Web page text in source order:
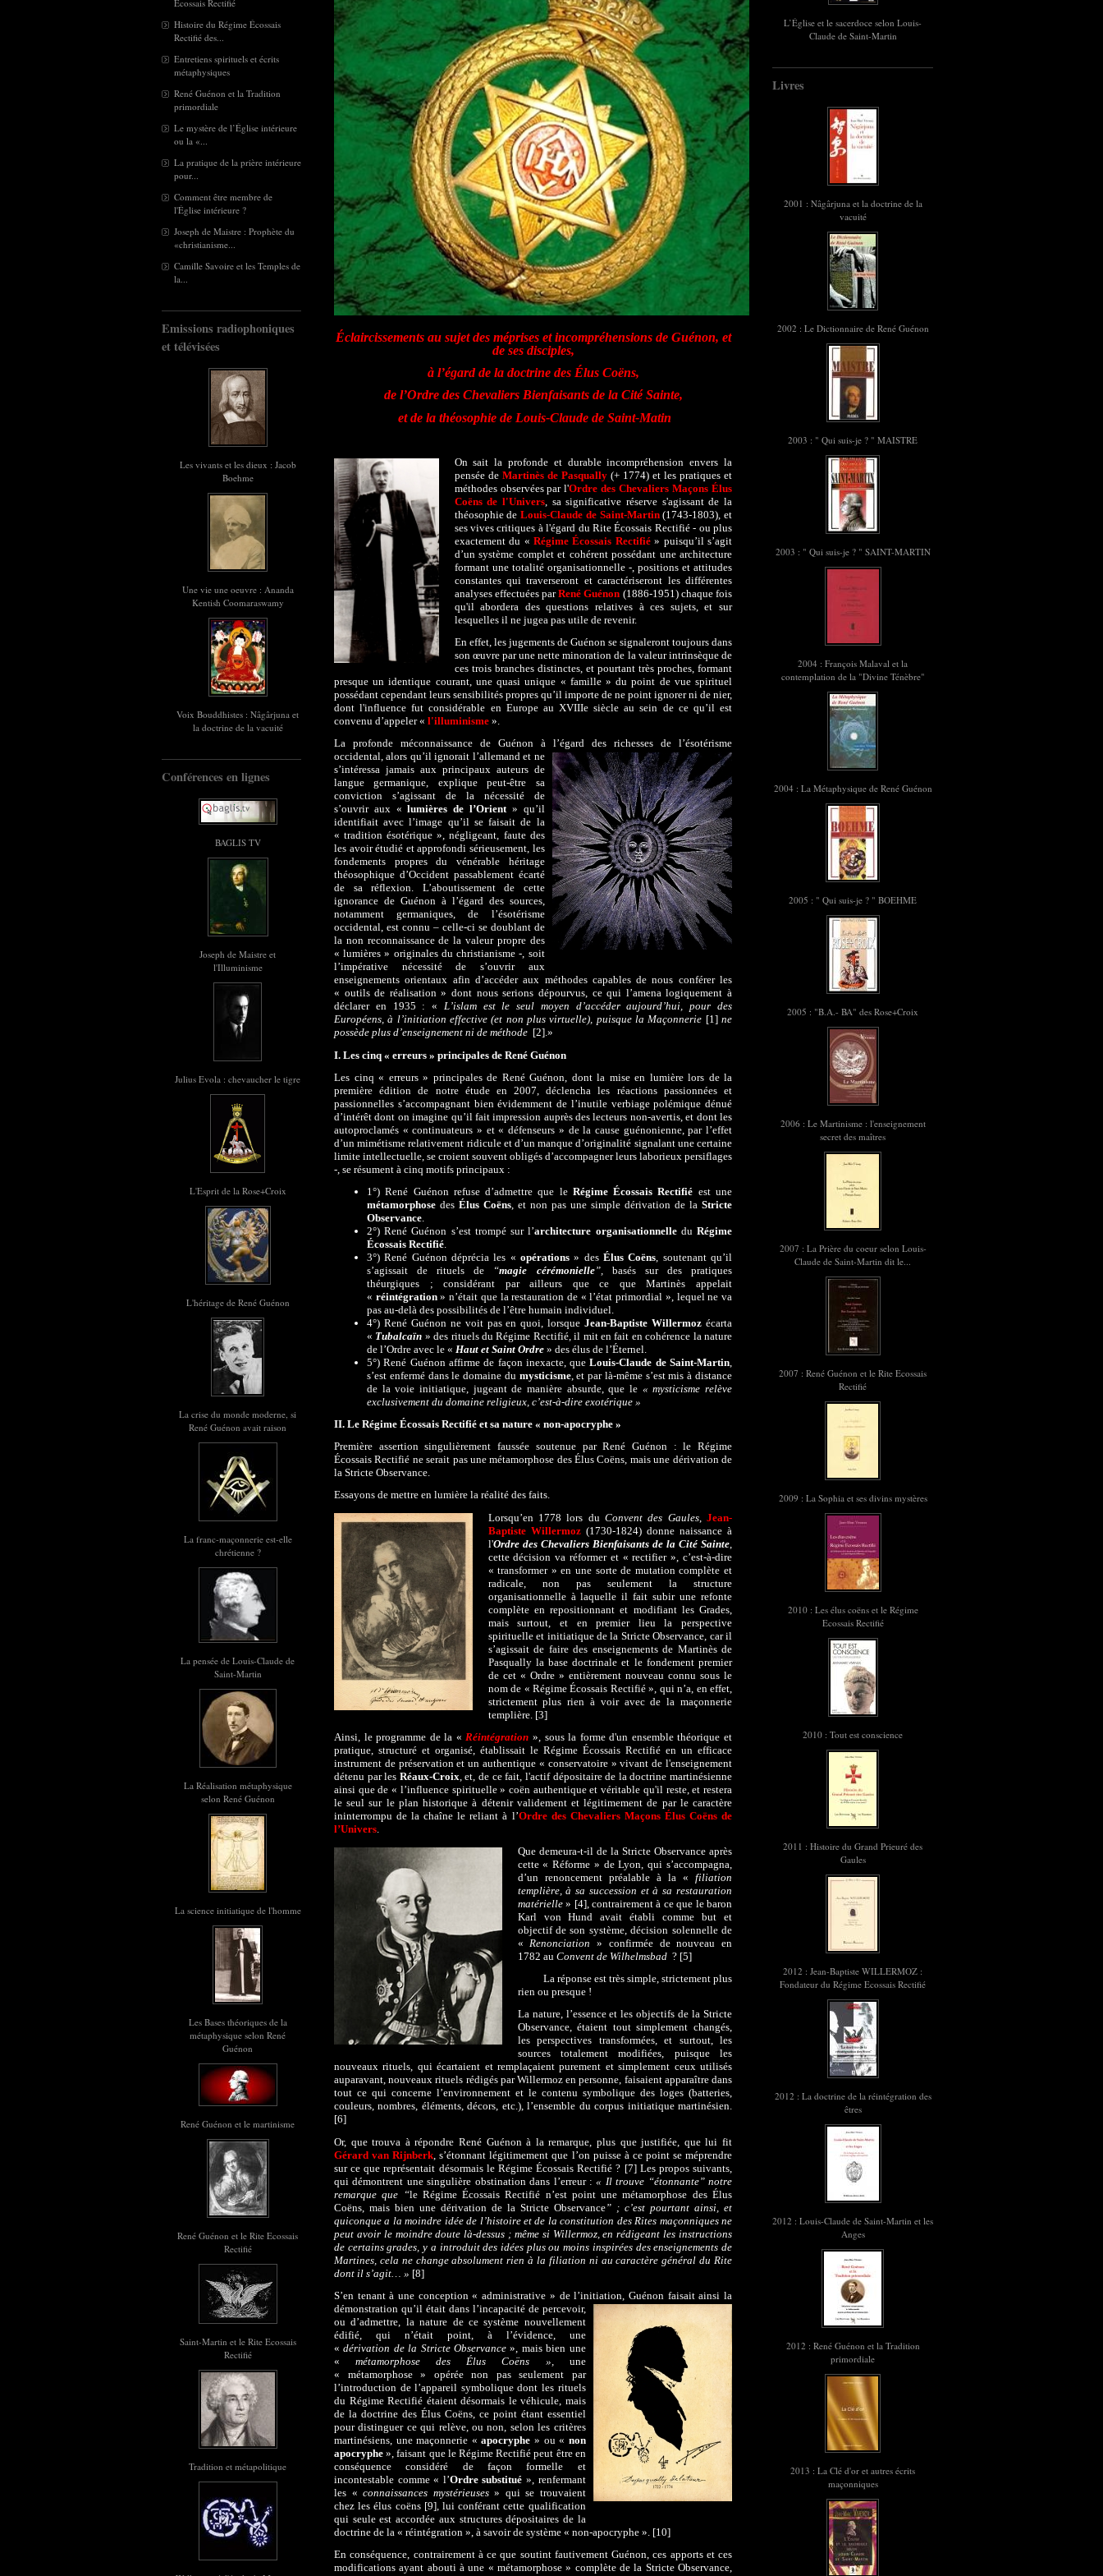
Écossais Rectifié
Histoire du Régime Écossais
Rectifié des...
Entretiens spirituels et écrits
métaphysiques
René Guénon et la Tradition
primordiale
Le mystère de l’Église intérieure
ou la «...
La pratique de la prière intérieure
pour...
Comment être membre de
l'Église intérieure ?
Joseph de Maistre : Prophète du
«christianisme...
Camille Savoire et les Temples de
la...
Emissions radiophoniques
et télévisées
Les vivants et les dieux : Jacob
Boehme
Une vie une oeuvre : Ananda
Kentish Coomaraswamy
Voix Bouddhistes : Nâgârjuna et
la doctrine de la vacuité
Conférences en lignes
BAGLIS TV
Joseph de Maistre et
l'Illuminisme
Julius Evola : chevaucher le tigre
L'Esprit de la Rose+Croix
L'héritage de René Guénon
La crise du monde moderne, si
René Guénon avait raison
La franc-maçonnerie est-elle
chrétienne ?
La pensée de Louis-Claude de
Saint-Martin
La Réalisation métaphysique
selon René Guénon
La science initiatique de l'homme
Les Bases théoriques de la
métaphysique selon René
Guénon
René Guénon et le martinisme
René Guénon et le Rite Ecossais
Rectifié
Saint-Martin et le Rite Ecossais
Rectifié
Tradition et métapolitique
L’Église et le sacerdoce selon Louis-
Claude de Saint-Martin
Livres
2001 : Nâgârjuna et la doctrine de la
vacuité
2002 : Le Dictionnaire de René Guénon
2003 : " Qui suis-je ? " MAISTRE
2003 : " Qui suis-je ? " SAINT-MARTIN
2004 : François Malaval et la
contemplation de la "Divine Ténèbre"
2004 : La Métaphysique de René Guénon
2005 : " Qui suis-je ? " BOEHME
2005 : "B.A.- BA" des Rose+Croix
2006 : Le Martinisme : l'enseignement
secret des maîtres
2007 : La Prière du coeur selon Louis-
Claude de Saint-Martin dit le...
2007 : René Guénon et le Rite Ecossais
Rectifié
2009 : La Sophia et ses divins mystères
2010 : Les élus coëns et le Régime
Ecossais Rectifié
2010 : Tout est conscience
2011 : Histoire du Grand Prieuré des
Gaules
2012 : Jean-Baptiste WILLERMOZ :
Fondateur du Régime Ecossais Rectifié
2012 : La doctrine de la réintégration des
êtres
2012 : Louis-Claude de Saint-Martin et les
Anges
2012 : René Guénon et la Tradition
primordiale
2013 : La Clé d'or et autres écrits
maçonniques
Éclaircissements au sujet des méprises et incompréhensions de Guénon, et
de ses disciples,
à l’égard de la doctrine des Élus Coëns,
de l’Ordre des Chevaliers Bienfaisants de la Cité Sainte,
et de la théosophie de Louis-Claude de Saint-Matin
On sait la profonde et durable incompréhension envers la
pensée de Martinès de Pasqually(+ 1774) et les pratiques et
méthodes observées par l'Ordre des Chevaliers Maçons Élus
Coëns de l'Univers , sa significative réserve s'agissant de la
théosophie deLouis-Claude de Saint-Martin(1743-1803), et
ses vives critiques à l'égard du Rite Écossais Rectifié - ou plus
exactement du « Régime Écossais Rectifié» puisqu’il s’agit
d’un système complet et cohérent possédant une architecture
formant une totalité organisationnelle -, positions et attitudes
constantes qui traverseront et caractériseront les différentes
analyses effectuées parRené Guénon (1886-1951) chaque fois
qu'il abordera des questions relatives à ces sujets, et sur
lesquelles il ne jugea pas utile de revenir.
En effet, les jugements de Guénon se signaleront toujours dans
son œuvre par une nette minoration de la valeur intrinsèque de
ces trois branches distinctes, et pourtant très proches, formant
presque un identique courant, une quasi unique « famille » du point de vue spirituel
possédant cependant leurs sensibilités propres qu’il importe de ne point ignorer ni de nier,
dont l'influence fut considérable en Europe au XVIIIe siècle au sein de ce qu’il est
convenu d’appeler « l'illuminisme ».
La profonde méconnaissance de Guénon à l’égard des richesses de l’ésotérisme
occidental, alors qu’ilignorait l’allemand et ne
s’intéressa jamais aux principaux auteurs de
langue germanique, explique peut-être sa
conviction s’agissant de la nécessité de
s’ouvrir aux «lumières de l’Orient » qu’il
identifiait avec l’image qu’il se faisait de la
« tradition ésotérique », négligeant, faute des
les avoir étudié et approfondi sérieusement, les
fondements propres du vénérable héritage
théosophique d’Occident passablement écarté
de sa réflexion. L’aboutissement de cette
ignorance de Guénon à l’égard des sources,
notamment germaniques, de l’ésotérisme
occidental, est connu – celle-ci se doublant de
la non reconnaissance de la valeur propre des
« lumières » originales du christianisme -, soit
l’impérative nécessité de s’ouvrir aux
enseignements orientaux afin d’accéder aux méthodes capables de nous conférer les
« outils de réalisation » dont nous serions dépourvus, ce qui l’amena logiquement à
déclarer en 1935 : « L’islam est le seul moyen d’accéder aujourd’hui, pour des
Européens, à l’initiation effective (et non plus virtuelle), puisque la Maçonnerie [1]ne
possède plus d’enseignement ni de méthode [2].»
I. Les cinq « erreurs » principales de René Guénon
Les cinq « erreurs » principales de René Guénon, dont la mise en lumière lors de la
première édition de notre étude en 2007, déclencha les réactions passionnées et
passionnelles s’accompagnant bien évidemment de l’inutile verbiage polémique dénué
d’intérêt dont on imagine qu’il fait impression auprès des lecteurs non-avertis, et dont les
autoproclamés « continuateurs » et « défenseurs » de la cause guénonienne, par l’effet
d’un mimétisme relativement ridicule et d’un manque d’originalité signalant une certaine
limite intellectuelle, se croient souvent obligés d’accompagner leurs laborieux persiflages
-, se résument à cinq motifs principaux :
1°)René Guénon refuse d’admettre que le Régime Écossais Rectifié est une
métamorphose desÉlus Coëns , et non pas une simple dérivation de laStricte
Observance
2°) René Guénon s’est trompé sur l’architecture organisationnelleduRégime
Écossais Rectifié
3°) René Guénon déprécia les «opérations » desÉlus Coëns , soutenant qu’il
s’agissait de rituels de “magie cérémonielle”, basés sur des pratiques
théurgiques ; considérant par ailleurs que ce que Martinès appelait
« réintégration» n’était que la restauration de « l’état primordial », lequel ne va
pas au-delà des possibilités de l’être humain individuel.
4°) René Guénon ne voit pas en quoi, lorsqueJean-Baptiste Willermoz écarta
« Tubalcaïn » des rituels du Régime Rectifié, il mit en fait en cohérence la nature
de l’Ordre avec le « Haut et Saint Ordre » des élus de l’Éternel
5°) René Guénon affirme de façon inexacte, queLouis-Claude de Saint-Martin
s’est enfermé dans le domaine du mysticisme, et par là-même s’est mis à distance
de la voie initiatique, jugeant de manière absurde, que le « mysticisme relève
exclusivement du domaine religieux, c’est-à-dire exotérique »
II. Le Régime Écossais Rectifié et sa nature « non-apocryphe »
Première assertion singulièrement faussée soutenue parRené Guénon : le Régime
Écossais Rectifié ne serait pas une métamorphose des Élus Coëns, mais une dérivation de
la Stricte Observance.
Essayons de mettre en lumière la réalité des faits.
Lorsqu’en 1778 lors duConvent des Gaules,Jean-
Baptiste Willermoz(1730-1824) donne naissance à
l'Ordre des Chevaliers Bienfaisants de la Cité Sainte
cette décision va réformer et « rectifier », c’est-à-dire
« transformer » en une sorte de mutation complète et
radicale, non pas seulement la structure
organisationnelle à laquelle il fait subir une refonte
complète en repositionnant et modifiant les Grades,
mais surtout, et en premier lieu la perspective
spirituelle et initiatique de la Stricte Observance, car il
s’agissait de faire des enseignements de Martinès de
Pasqually la base doctrinale et le fondement premier
de cet « Ordre » entièrement nouveau connu sous le
nom de « Régime Écossais Rectifié », qui n’a, en effet,
strictement plus rien à voir avec de la maçonnerie
templière. [3]
Ainsi, le programme de la « Réintégration », sous la forme d'un ensemble théorique et
pratique, structuré et organisé, établissait le Régime Écossais Rectifié en un efficace
instrument de préservation et un authentique « conservatoire » vivant de l'enseignement
détenu par les Réaux-Croix , et, de ce fait, l'actif dépositaire de la doctrine martinésienne
ainsi que de « l’influence spirituelle » coën authentique et véritable qu'il reste, et restera
le seul sur le plan historique à détenir validement et légitimement de par le caractère
ininterrompu de la chaîne le reliant à l’Ordre des Chevaliers Maçons Élus Coëns de
l’Univers
Que demeura-t-il de la Stricte Observance après
cette « Réforme » de Lyon, qui s’accompagna,
d’un renoncement préalable à la «filiation
templière, à sa succession et à sa restauration
matérielle» [4], contrairement à ce que le baron
Karl von Hund avait établi comme but et
objectif de son système, décision solennelle de
«Renonciation » confirmée de nouveau en
1782 au Convent de Wilhelmsbad? [5]
La réponse est très simple, strictement plus
rien ou presque !
La nature, l’essence et les objectifs de la Stricte
Observance, étaient tout simplement changés,
les perspectives transformées, et surtout, les
sources totalement modifiées, puisque les
nouveaux rituels, qui écartaient et remplaçaient purement et simplement ceux utilisés
auparavant, nouveaux rituels rédigés par Willermoz en personne, faisaient apparaître dans
tout ce qui concerne l’environnement et le contenu symbolique des loges (batteries,
couleurs, nombres, éléments, décors, etc.), l’ensemble du corpus initiatique martinésien.
[6]
Or, que trouva à répondre René Guénon à la remarque, plus que justifiée, que lui fit
Gérard van Rijnberk , s’étonnant légitimement que l’on puisse à ce point se méprendre
sur ce que représentait désormais le Régime Écossais Rectifié ? [7] Les propos suivants,
qui démontrent une singulière obstination dans l’erreur :« Il trouve “étonnante” notre
remarque que “le Régime Écossais Rectifié n’est point une métamorphose des Élus
Coëns, mais bien une dérivation de la Stricte Observance” ; c’est pourtant ainsi, et
quiconque a la moindre idée de l’histoire et de la constitution des Rites maçonniques ne
peut avoir le moindre doute là-dessus ; même si Willermoz, en rédigeant les instructions
de certains grades, y a introduit des idées plus ou moins inspirées des enseignements de
Martines, cela ne change absolument rien à la filiation ni au caractère général du Rite
dont il s’agit… » [8]
S’en tenant à une conception « administrative » de l’initiation, Guénon faisait ainsi la
démonstration qu’il étaitdans l’incapacité de percevoir,
ou d’admettre, la nature de ce système nouvellement
édifié, qui n’était point, à l’évidence, une
«dérivation de la Stricte Observance », mais bien une
«métamorphose des Élus Coëns », une
« métamorphose » opérée non pas seulement par
l’introduction de l’appareil symbolique dont les rituels
du Régime Rectifié étaient désormais le véhicule, mais
de la doctrine des Élus Coëns, ce point étant essentiel
pour distinguer ce qui relève, ou non, selon les critères
martinésiens, une maçonnerie «apocryphe » ou « non
apocryphe», faisant que le Régime Rectifiépeut être en
conséquence considéré de façon formelle et
incontestable comme « l’Ordre substitué », renfermant
les «connaissances mystérieuses» qui se trouvaient
chez les élus coëns [9], lui conférant cette qualification
qui seule est accordée aux structures dépositaires de la
doctrine de la « réintégration », à savoir de système « non-apocryphe ». [10]
En conséquence, contrairement à ce que soutint fautivement Guénon, ces apports et ces
modifications ayant abouti à une « métamorphose » complète de la Stricte Observance,